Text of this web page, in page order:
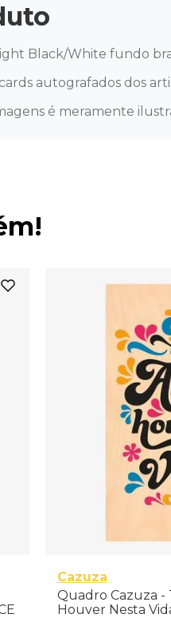
Black/White fundo
autografados dos
é meramente
Cazuza
Quadro Cazuza -
Houver Nesta